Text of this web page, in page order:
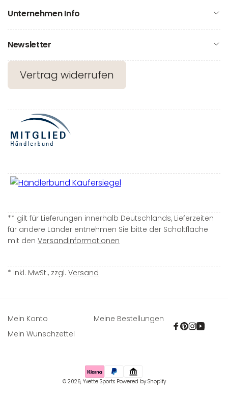
Unternehmen Info
Newsletter
Vertrag widerrufen
** gilt für Lieferungen innerhalb Deutschlands, Lieferzeiten
für andere Länder entnehmen Sie bitte der Schaltfläche
mit den Versandinformationen
* inkl. MwSt., zzgl. Versand
Mein Konto
Meine Bestellungen
Mein Wunschzettel
Facebook
Pinterest
Zahlungsmethoden
© 2026, Yvette Sports Powered by Shopify